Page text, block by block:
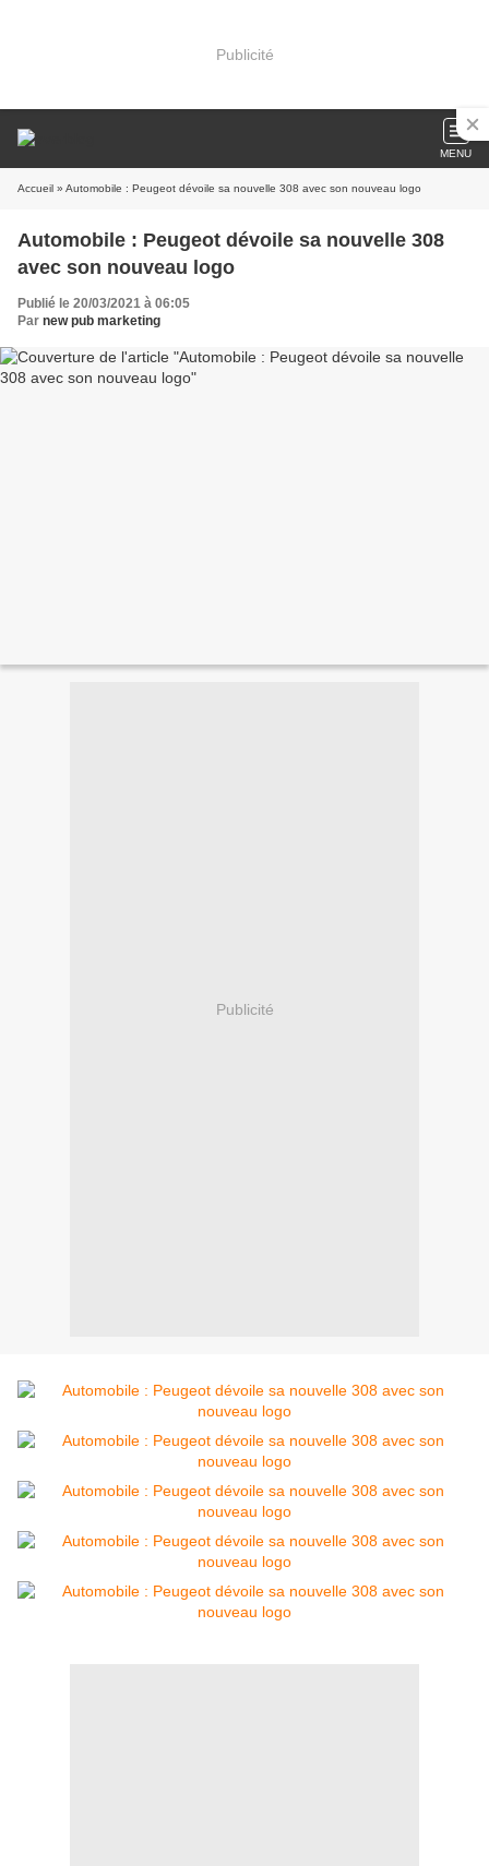
Publicité
MENU
Accueil » Automobile : Peugeot dévoile sa nouvelle 308 avec son nouveau logo
Automobile : Peugeot dévoile sa nouvelle 308
avec son nouveau logo
Publié le 20/03/2021 à 06:05
Par new pub marketing
Publicité